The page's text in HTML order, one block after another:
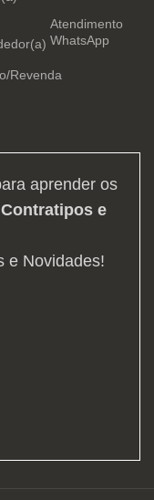
Revenda
Atendimento
WhatsApp
aprender os
e
e Novidades!